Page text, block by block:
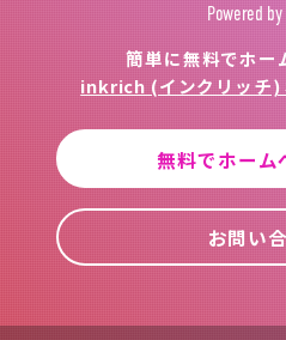
Powered
簡単に無料でホー
inkrich (インクリッチ)
無料でホーム
お問い